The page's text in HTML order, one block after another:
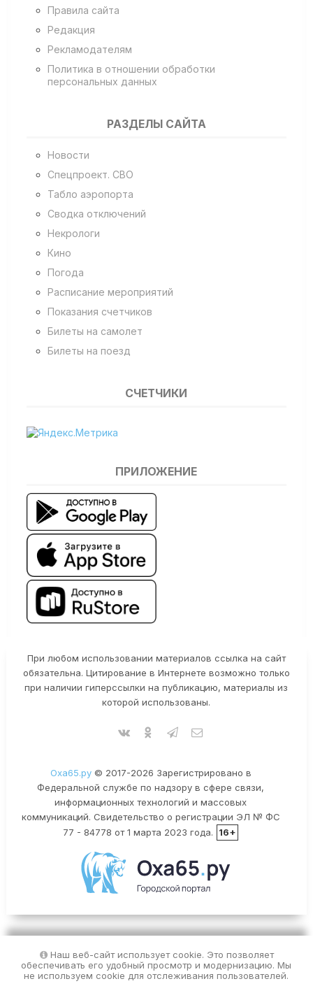
Правила сайта
Редакция
Рекламодателям
Политика в отношении обработки
персональных данных
РАЗДЕЛЫ САЙТА
Новости
Спецпроект. СВО
Табло аэропорта
Сводка отключений
Некрологи
Кино
Погода
Расписание мероприятий
Показания счетчиков
Билеты на самолет
Билеты на поезд
СЧЕТЧИКИ
ПРИЛОЖЕНИЕ
При любом использовании материалов ссылка на сайт
обязательна. Цитирование в Интернете возможно только
при наличии гиперссылки на публикацию, материалы из
которой использованы.
Оха65.ру© 2017-2026 Зарегистрировано в
Федеральной службе по надзору в сфере связи,
информационных технологий и массовых
коммуникаций. Свидетельство о регистрации ЭЛ № ФС
77 - 84778 от 1 марта 2023 года.
16+
Наш веб-сайт использует cookie. Это позволяет
обеспечивать его удобный просмотр и модернизацию. Мы
не используем cookie для отслеживания пользователей.